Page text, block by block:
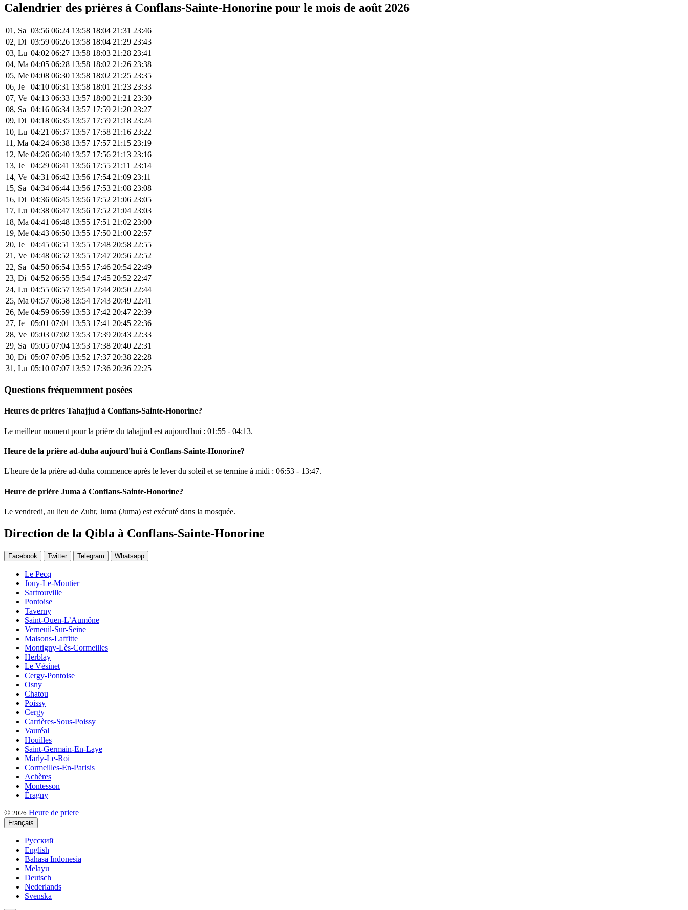
Calendrier des prières à Conflans-Sainte-Honorine pour le mois de août 2026
01, Sa 03:56 06:24 13:58 18:04 21:31 23:46
02, Di 03:59 06:26 13:58 18:04 21:29 23:43
03, Lu 04:02 06:27 13:58 18:03 21:28 23:41
04, Ma 04:05 06:28 13:58 18:02 21:26 23:38
05, Me 04:08 06:30 13:58 18:02 21:25 23:35
06, Je
04:10 06:31 13:58 18:01 21:23 23:33
07, Ve 04:13 06:33 13:57 18:00 21:21 23:30
08, Sa 04:16 06:34 13:57 17:59 21:20 23:27
09, Di 04:18 06:35 13:57 17:59 21:18 23:24
10, Lu 04:21 06:37 13:57 17:58 21:16 23:22
11, Ma 04:24 06:38 13:57 17:57 21:15 23:19
12, Me 04:26 06:40 13:57 17:56 21:13 23:16
13, Je
04:29 06:41 13:56 17:55 21:11 23:14
14, Ve 04:31 06:42 13:56 17:54 21:09 23:11
15, Sa 04:34 06:44 13:56 17:53 21:08 23:08
16, Di 04:36 06:45 13:56 17:52 21:06 23:05
17, Lu 04:38 06:47 13:56 17:52 21:04 23:03
18, Ma 04:41 06:48 13:55 17:51 21:02 23:00
19, Me 04:43 06:50 13:55 17:50 21:00 22:57
20, Je
04:45 06:51 13:55 17:48 20:58 22:55
21, Ve 04:48 06:52 13:55 17:47 20:56 22:52
22, Sa 04:50 06:54 13:55 17:46 20:54 22:49
23, Di 04:52 06:55 13:54 17:45 20:52 22:47
24, Lu 04:55 06:57 13:54 17:44 20:50 22:44
25, Ma 04:57 06:58 13:54 17:43 20:49 22:41
26, Me 04:59 06:59 13:53 17:42 20:47 22:39
27, Je
05:01 07:01 13:53 17:41 20:45 22:36
28, Ve 05:03 07:02 13:53 17:39 20:43 22:33
29, Sa 05:05 07:04 13:53 17:38 20:40 22:31
30, Di 05:07 07:05 13:52 17:37 20:38 22:28
31, Lu 05:10 07:07 13:52 17:36 20:36 22:25
Questions fréquemment posées
Heures de prières Tahajjud à Conflans-Sainte-Honorine?
Le meilleur moment pour la prière du tahajjud est aujourd'hui : 01:55 - 04:13.
Heure de la prière ad-duha aujourd'hui à Conflans-Sainte-Honorine?
L'heure de la prière ad-duha commence après le lever du soleil et se termine à midi : 06:53 - 13:47.
Heure de prière Juma à Conflans-Sainte-Honorine?
Le vendredi, au lieu de Zuhr, Juma (Juma) est exécuté dans la mosquée.
Direction de la Qibla à Conflans-Sainte-Honorine
Facebook Twitter Telegram Whatsapp
Le Pecq
Jouy-Le-Moutier
Sartrouville
Pontoise
Taverny
Saint-Ouen-L’Aumône
Verneuil-Sur-Seine
Maisons-Laffitte
Montigny-Lès-Cormeilles
Herblay
Le Vésinet
Cergy-Pontoise
Osny
Chatou
Poissy
Cergy
Carrières-Sous-Poissy
Vauréal
Houilles
Saint-Germain-En-Laye
Marly-Le-Roi
Cormeilles-En-Parisis
Achères
Montesson
Éragny
© 2026 Heure de priere
Français
Русский
English
Bahasa Indonesia
Melayu
Deutsch
Nederlands
Svenska